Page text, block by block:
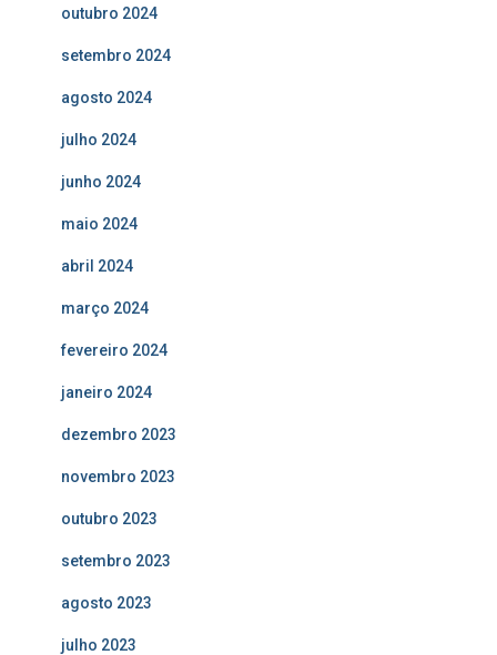
outubro 2024
setembro 2024
agosto 2024
julho 2024
junho 2024
maio 2024
abril 2024
março 2024
fevereiro 2024
janeiro 2024
dezembro 2023
novembro 2023
outubro 2023
setembro 2023
agosto 2023
julho 2023